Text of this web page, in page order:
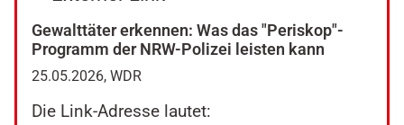
Gewalttäter erkennen: Was das "Periskop"-
Programm der NRW-Polizei leisten kann
25.05.2026, WDR
Die Link-Adresse lautet: